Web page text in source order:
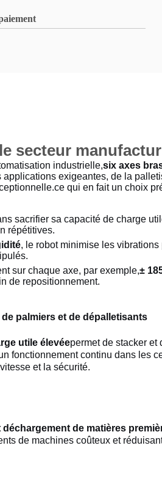
secteur
industrielle,six axes
exigeantes, de la
qui en fait un choix
sacrifier sa capacité de charge
répétitives.
, le robot minimise les
sur chaque axe, par exemple,±
de repositionnement.
palmiers et de dépalletisants
utile élevéepermet de stacker et
fonctionnement continu dans les
et la sécurité.
de matières
de machines coûteux et